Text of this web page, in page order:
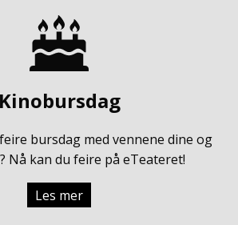
Kinobursdag
bursdag med vennene dine og
Nå kan du feire på eTeateret!
Les mer